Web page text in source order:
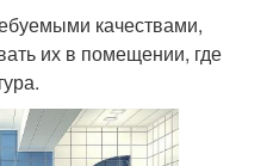
качествами,
их в помещении, где